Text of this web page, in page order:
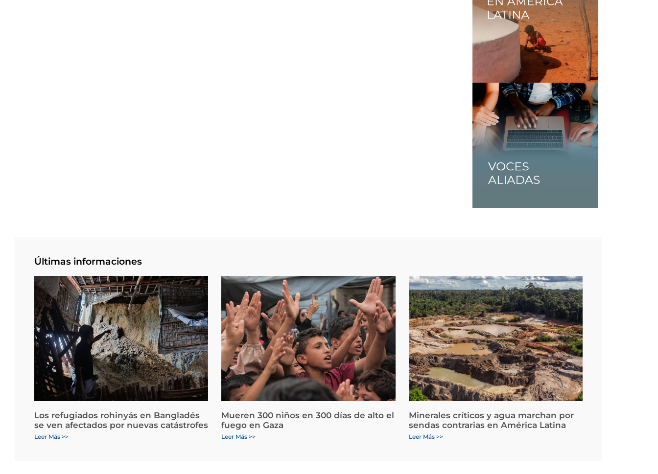
Últimas informaciones
Los refugiados rohinyás en Bangladés
se ven afectados por nuevas catástrofes
Leer Más >>
Mueren 300 niños en 300 días de alto el
fuego en Gaza
Leer Más >>
Minerales críticos y agua marchan por
sendas contrarias en América Latina
Leer Más >>